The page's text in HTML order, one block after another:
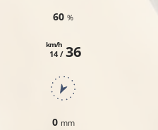
60%
14 /
km/h 36
0 mm